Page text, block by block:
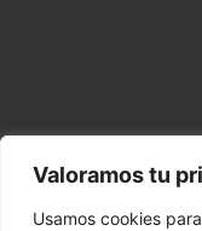
Valoramos tu
Usamos cookies